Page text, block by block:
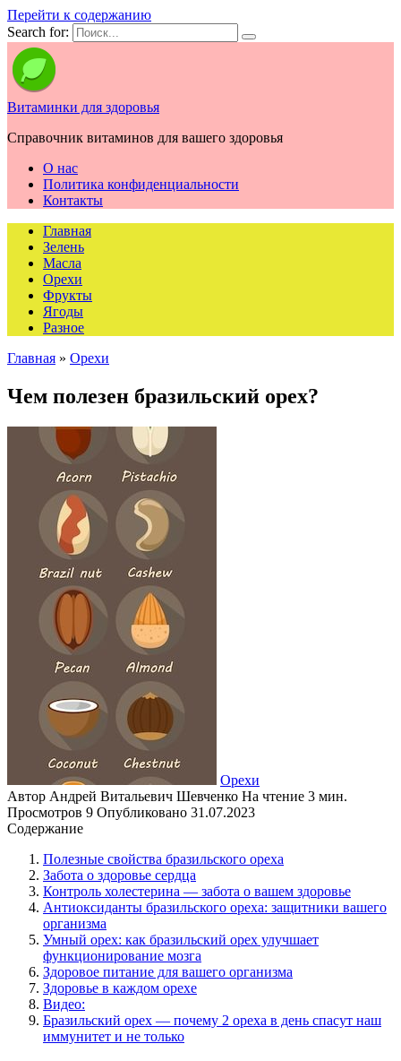
Перейти к содержанию
Search for:
Витаминки для здоровья
Справочник витаминов для вашего здоровья
О нас
Политика конфиденциальности
Контакты
Главная
Зелень
Масла
Орехи
Фрукты
Ягоды
Разное
Главная » Орехи
Чем полезен бразильский орех?
Орехи
Автор Андрей Витальевич Шевченко На чтение 3 мин.
Просмотров 9 Опубликовано 31.07.2023
Содержание
Полезные свойства бразильского ореха
Забота о здоровье сердца
Контроль холестерина — забота о вашем здоровье
Антиоксиданты бразильского ореха: защитники вашего
организма
Умный орех: как бразильский орех улучшает
функционирование мозга
Здоровое питание для вашего организма
Здоровье в каждом орехе
Видео:
Бразильский орех — почему 2 ореха в день спасут наш
иммунитет и не только